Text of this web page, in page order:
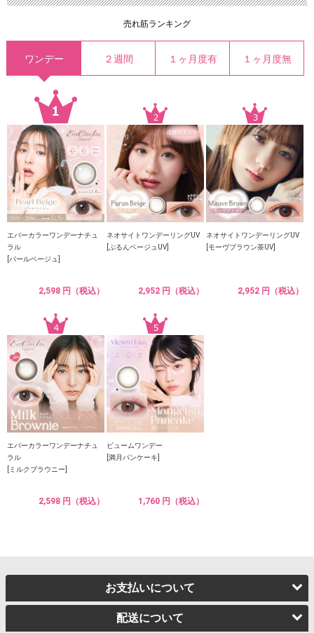
売れ筋ランキング
ワンデー ２週間 １ヶ月度有 １ヶ月度無
エバーカラーワンデーナチュ
ラル
[パールベージュ]
2,598 円（税込）
ネオサイトワンデーリングUV
[ぷるんベージュUV]
2,952 円（税込）
ネオサイトワンデーリングUV
[モーヴブラウン茶UV]
2,952 円（税込）
エバーカラーワンデーナチュ
ラル
[ミルクブラウニー]
2,598 円（税込）
ビュームワンデー
[満月パンケーキ]
1,760 円（税込）
お支払いについて
配送について